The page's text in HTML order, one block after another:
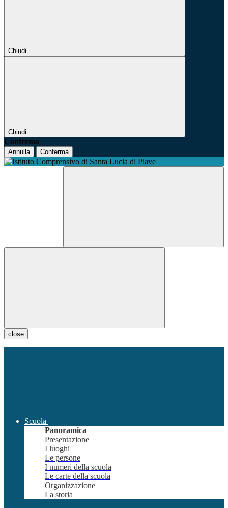
Chiudi
Chiudi
Conferma
Annulla Conferma
close
Scuola
Panoramica
Presentazione
I luoghi
Le persone
I numeri della scuola
Le carte della scuola
Organizzazione
La storia